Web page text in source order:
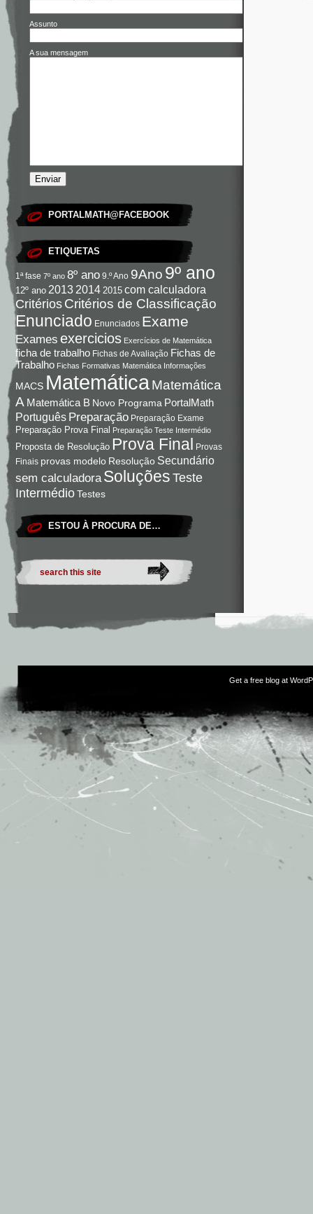
Assunto
A sua mensagem
PORTALMATH@FACEBOOK
ETIQUETAS
1ª fase 7º ano 8º ano 9.º Ano 9Ano 9º ano
12º ano 2013 2014 2015 com calculadora
Critérios Critérios de Classificação
Enunciado Enunciados Exame
Exames exercicios Exercícios de Matemática
ficha de trabalho Fichas de Avaliação Fichas de
Trabalho Fichas Formativas Matemática Informações
MACS Matemática Matemática
A Matemática B Novo Programa PortalMath
Português Preparação Preparação Exame
Preparação Prova Final Preparação Teste Intermédio
Proposta de Resolução Prova Final Provas
Finais provas modelo Resolução Secundário
sem calculadora Soluções Teste
IntermédioTestes
ESTOU À PROCURA DE…
Get a free blog at